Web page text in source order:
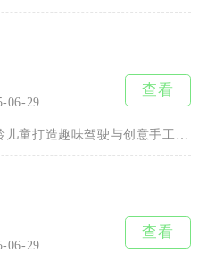
06-29
查看
创意手工结合的游玩内容，把恐龙IP和巴士出行玩法
06-29
查看